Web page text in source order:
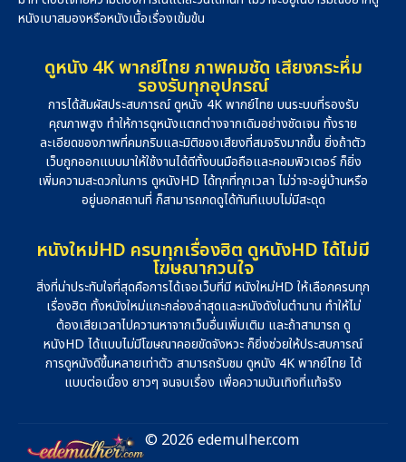
หนังเบาสมองหรือหนังเนื้อเรื่องเข้มข้น
ดูหนัง 4K พากย์ไทย ภาพคมชัด เสียงกระหึ่ม
รองรับทุกอุปกรณ์
การได้สัมผัสประสบการณ์ ดูหนัง 4K พากย์ไทย บนระบบที่รองรับ
คุณภาพสูง ทำให้การดูหนังแตกต่างจากเดิมอย่างชัดเจน ทั้งราย
ละเอียดของภาพที่คมกริบและมิติของเสียงที่สมจริงมากขึ้น ยิ่งถ้าตัว
เว็บถูกออกแบบมาให้ใช้งานได้ดีทั้งบนมือถือและคอมพิวเตอร์ ก็ยิ่ง
เพิ่มความสะดวกในการ ดูหนังHD ได้ทุกที่ทุกเวลา ไม่ว่าจะอยู่บ้านหรือ
อยู่นอกสถานที่ ก็สามารถกดดูได้ทันทีแบบไม่มีสะดุด
หนังใหม่HD ครบทุกเรื่องฮิต ดูหนังHD ได้ไม่มี
โฆษณากวนใจ
สิ่งที่น่าประทับใจที่สุดคือการได้เจอเว็บที่มี หนังใหม่HD ให้เลือกครบทุก
เรื่องฮิต ทั้งหนังใหม่แกะกล่องล่าสุดและหนังดังในตำนาน ทำให้ไม่
ต้องเสียเวลาไปควานหาจากเว็บอื่นเพิ่มเติม และถ้าสามารถ ดู
หนังHD ได้แบบไม่มีโฆษณาคอยขัดจังหวะ ก็ยิ่งช่วยให้ประสบการณ์
การดูหนังดีขึ้นหลายเท่าตัว สามารถรับชม ดูหนัง 4K พากย์ไทย ได้
แบบต่อเนื่อง ยาวๆ จนจบเรื่อง เพื่อความบันเทิงที่แท้จริง
© 2026 edemulher.com